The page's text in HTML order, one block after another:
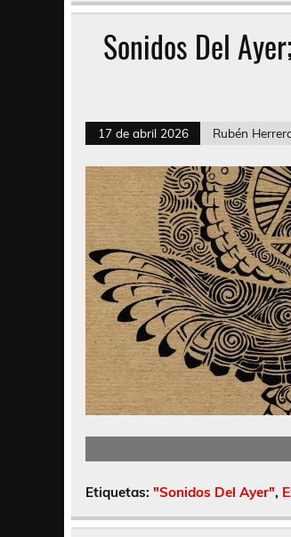
Sonidos Del
17 de abril 2026 Rubén
Etiquetas: "Sonidos Del Ayer",